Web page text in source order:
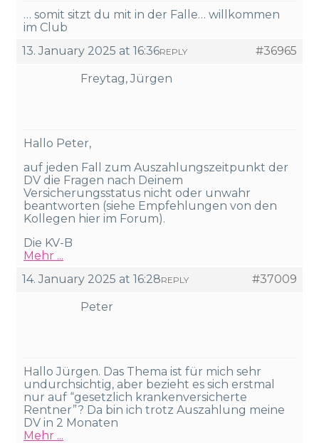
… somit sitzt du mit in der Falle… willkommen
im Club
13. January 2025 at 16:36
#36965
REPLY
Freytag, Jürgen
Hallo Peter,
auf jeden Fall zum Auszahlungszeitpunkt der
DV die Fragen nach Deinem
Versicherungsstatus nicht oder unwahr
beantworten (siehe Empfehlungen von den
Kollegen hier im Forum).
Die KV-B
Mehr ...
14. January 2025 at 16:28
#37009
REPLY
Peter
Hallo Jürgen. Das Thema ist für mich sehr
undurchsichtig, aber bezieht es sich erstmal
nur auf “gesetzlich krankenversicherte
Rentner”? Da bin ich trotz Auszahlung meine
DV in 2 Monaten
Mehr ...